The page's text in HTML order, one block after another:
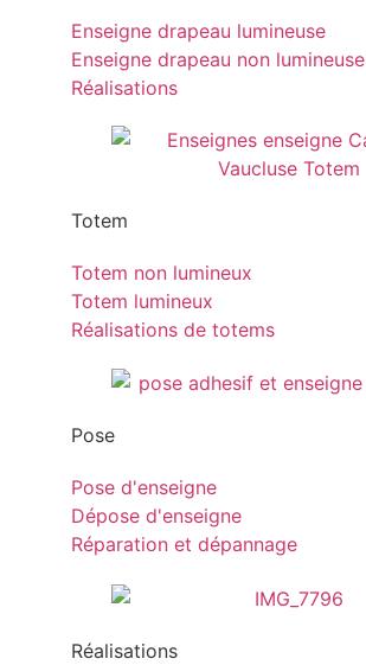
Enseigne drapeau lumineuse
Enseigne drapeau non lumineuse
Réalisations
Totem
Totem non lumineux
Totem lumineux
Réalisations de totems
Pose
Pose d'enseigne
Dépose d'enseigne
Réparation et dépannage
Réalisations